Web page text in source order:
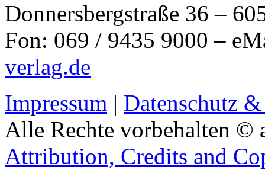
Donnersbergstraße 36 –
Fon: 069 / 9435 9000 –
verlag.de
Impressum | Datenschutz
Alle Rechte vorbehalten ©
Attribution, Credits and